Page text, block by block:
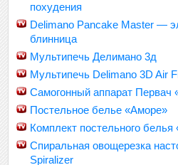
похудения
Delimano Pancake Master —
блинница
Мультипечь Делимано 3д
Мультипечь Delimano 3D Air
Самогонный аппарат Первач
Постельное белье «Аморе»
Комплект постельного
Спиральная овощерезка
Spiralizer